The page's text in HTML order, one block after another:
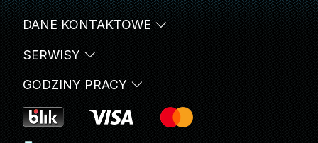
SERWISY
DANE KONTAKTOWE
GODZINY PRACY